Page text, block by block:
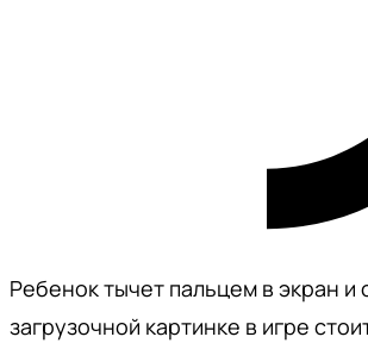
Ребенок тычет пальцем в экран и
загрузочной картинке в игре